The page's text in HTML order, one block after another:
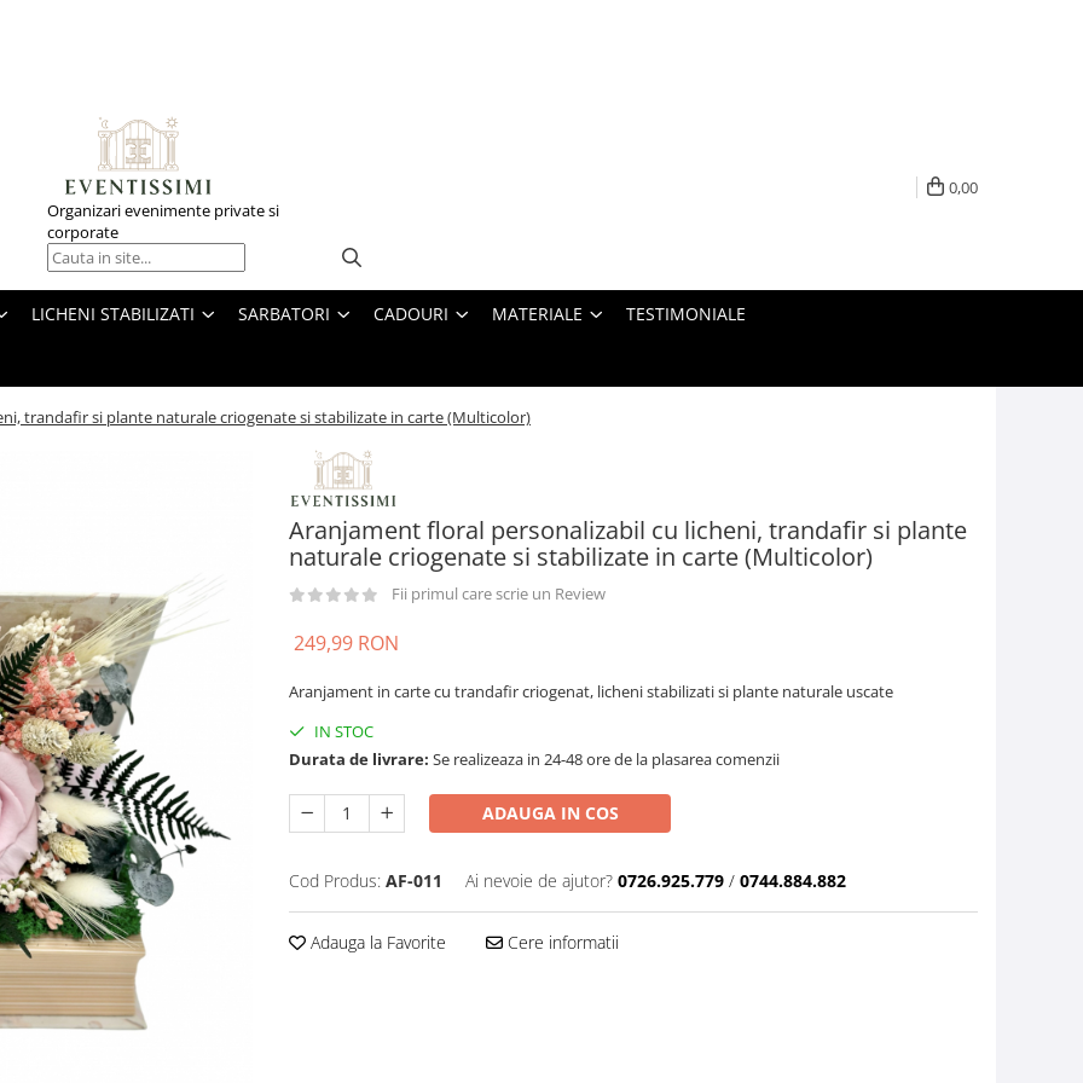
Organizari evenimente private si
corporate
0,00
LICHENI STABILIZATI SARBATORI CADOURI MATERIALE TESTIMONIALE
trandafir si plante naturale criogenate si stabilizate in carte (Multicolor)
Aranjament floral personalizabil cu licheni, trandafir si plante
naturale criogenate si stabilizate in carte (Multicolor)
Fii primul care scrie un Review
249,99 RON
Aranjament in carte cu trandafir criogenat, licheni stabilizati si plante naturale uscate
IN STOC
Durata de livrare: Se realizeaza in 24-48 ore de la plasarea comenzii
ADAUGA IN COS
Cod Produs: AF-011 Ai nevoie de ajutor? 0726.925.779 / 0744.884.882
Adauga la Favorite Cere informatii